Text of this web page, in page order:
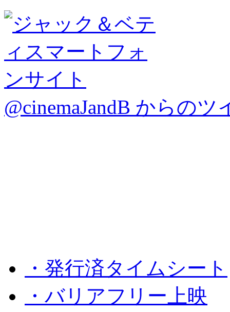
@cinemaJandB からのツ
・発行済タイムシート
・バリアフリー上映